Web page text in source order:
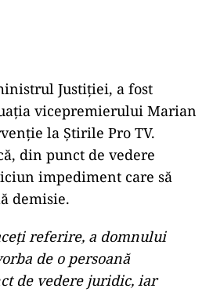
Justiției, a fost
vicepremierului Marian
la Știrile Pro TV.
din punct de vedere
impediment care să
demisie.
referire, a domnului
de o persoană
de vedere juridic, iar